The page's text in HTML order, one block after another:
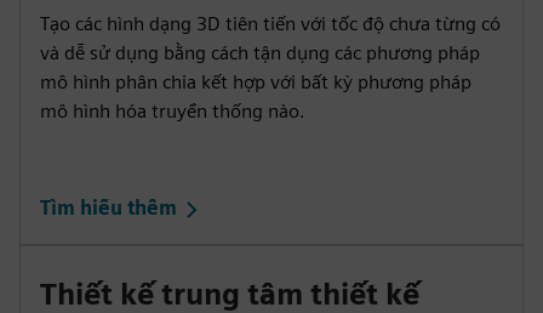
Tạo các hình dạng 3D tiên tiến với tốc độ chưa từng có
và dễ sử dụng bằng cách tận dụng các phương pháp
mô hình phân chia kết hợp với bất kỳ phương pháp
mô hình hóa truyền thống nào.
Tìm hiểu thêm
Thiết kế trung tâm thiết kế